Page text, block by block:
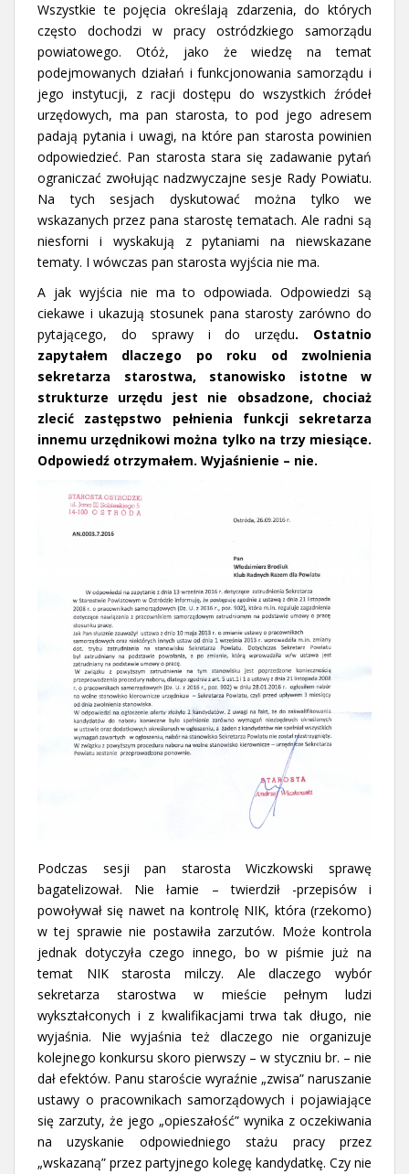
Wszystkie te pojęcia określają zdarzenia, do których
często dochodzi w pracy ostródzkiego samorządu
powiatowego. Otóż, jako że wiedzę na temat
podejmowanych działań i funkcjonowania samorządu i
jego instytucji, z racji dostępu do wszystkich źródeł
urzędowych, ma pan starosta, to pod jego adresem
padają pytania i uwagi, na które pan starosta powinien
odpowiedzieć. Pan starosta stara się zadawanie pytań
ograniczać zwołując nadzwyczajne sesje Rady Powiatu.
Na tych sesjach dyskutować można tylko we
wskazanych przez pana starostę tematach. Ale radni są
niesforni i wyskakują z pytaniami na niewskazane
tematy. I wówczas pan starosta wyjścia nie ma.
A jak wyjścia nie ma to odpowiada. Odpowiedzi są
ciekawe i ukazują stosunek pana starosty zarówno do
pytającego, do sprawy i do urzędu. Ostatnio
zapytałem dlaczego po roku od zwolnienia
sekretarza starostwa, stanowisko istotne w
strukturze urzędu jest nie obsadzone, chociaż
zlecić zastępstwo pełnienia funkcji sekretarza
innemu urzędnikowi można tylko na trzy miesiące.
Odpowiedź otrzymałem. Wyjaśnienie – nie.
Podczas sesji pan starosta Wiczkowski sprawę
bagatelizował. Nie łamie – twierdził -przepisów i
powoływał się nawet na kontrolę NIK, która (rzekomo)
w tej sprawie nie postawiła zarzutów. Może kontrola
jednak dotyczyła czego innego, bo w piśmie już na
temat NIK starosta milczy. Ale dlaczego wybór
sekretarza starostwa w mieście pełnym ludzi
wykształconych i z kwalifikacjami trwa tak długo, nie
wyjaśnia. Nie wyjaśnia też dlaczego nie organizuje
kolejnego konkursu skoro pierwszy – w styczniu br. – nie
dał efektów. Panu staroście wyraźnie „zwisa” naruszanie
ustawy o pracownikach samorządowych i pojawiające
się zarzuty, że jego „opieszałość” wynika z oczekiwania
na uzyskanie odpowiedniego stażu pracy przez
„wskazaną” przez partyjnego kolegę kandydatkę. Czy nie